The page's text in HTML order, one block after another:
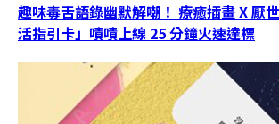
趣味毒舌語錄幽默解嘲！ 療癒插畫 X 厭
活指引卡」嘖嘖上線 25 分鐘火速達標